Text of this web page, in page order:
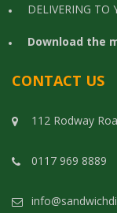
DELIVERING TO
Download the
CONTACT US
112 Rodway
0117 969 8889